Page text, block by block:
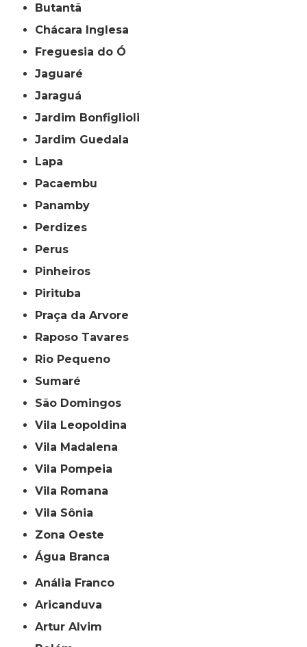
Butantã
Chácara Inglesa
Freguesia do Ó
Jaguaré
Jaraguá
Jardim Bonfiglioli
Jardim Guedala
Lapa
Pacaembu
Panamby
Perdizes
Perus
Pinheiros
Pirituba
Praça da Arvore
Raposo Tavares
Rio Pequeno
Sumaré
São Domingos
Vila Leopoldina
Vila Madalena
Vila Pompeia
Vila Romana
Vila Sônia
Zona Oeste
Água Branca
Anália Franco
Aricanduva
Artur Alvim